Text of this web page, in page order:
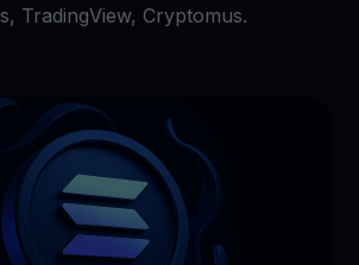
TradingView, Cryptomus.